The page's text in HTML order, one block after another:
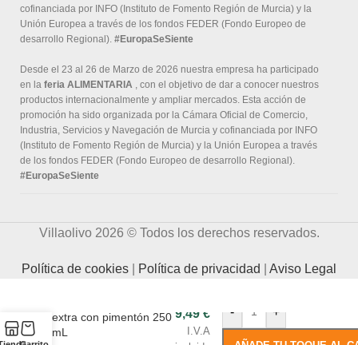
cofinanciada por INFO (Instituto de Fomento Región de Murcia) y la
Unión Europea a través de los fondos FEDER (Fondo Europeo de
desarrollo Regional). #EuropaSeSiente
Desde el 23 al 26 de Marzo de 2026 nuestra empresa ha participado
en la feria ALIMENTARIA , con el objetivo de dar a conocer nuestros
productos internacionalmente y ampliar mercados. Esta acción de
promoción ha sido organizada por la Cámara Oficial de Comercio,
Industria, Servicios y Navegación de Murcia y cofinanciada por INFO
(Instituto de Fomento Región de Murcia) y la Unión Europea a través
de los fondos FEDER (Fondo Europeo de desarrollo Regional).
#EuropaSeSiente
Villaolivo 2026 © Todos los derechos reservados.
Política de cookies Política de privacidad Aviso Legal
extra con pimentón 250
mL
9,49€
I.V.A
- +